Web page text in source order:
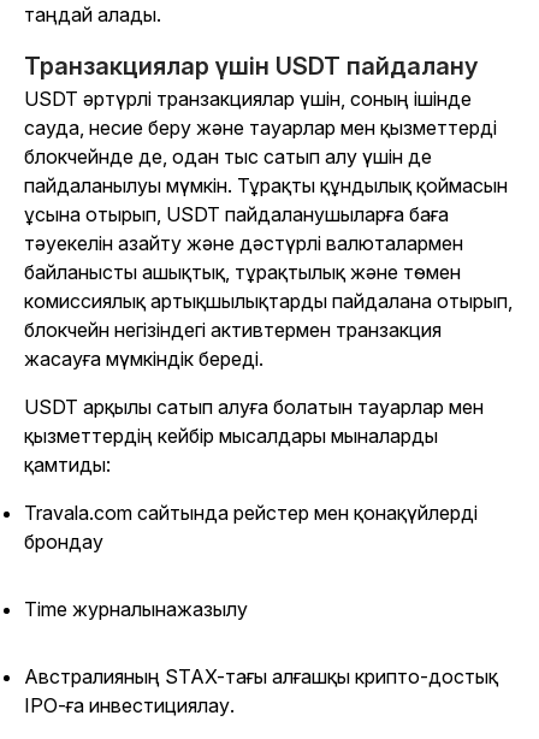
таңдай алады.
Транзакциялар үшін USDT пайдалану
USDT әртүрлі транзакциялар үшін, соның ішінде
сауда, несие беру және тауарлар мен қызметтерді
блокчейнде де, одан тыс сатып алу үшін де
пайдаланылуы мүмкін. Тұрақты құндылық қоймасын
ұсына отырып, USDT пайдаланушыларға баға
тәуекелін азайту және дәстүрлі валюталармен
байланысты ашықтық, тұрақтылық және төмен
комиссиялық артықшылықтарды пайдалана отырып,
блокчейн негізіндегі активтермен транзакция
жасауға мүмкіндік береді.
USDT арқылы сатып алуға болатын тауарлар мен
қызметтердің кейбір мысалдары мыналарды
қамтиды:
Travala.com сайтында рейстер мен қонақүйлерді
брондау
Time журналынажазылу
Австралияның STAX-тағы алғашқы крипто-достық
IPO-ға инвестициялау.